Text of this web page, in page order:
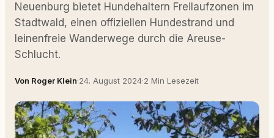
Neuenburg bietet Hundehaltern Freilaufzonen im
Stadtwald, einen offiziellen Hundestrand und
leinenfreie Wanderwege durch die Areuse-
Schlucht.
Von Roger Klein·24. August 2024·2 Min Lesezeit